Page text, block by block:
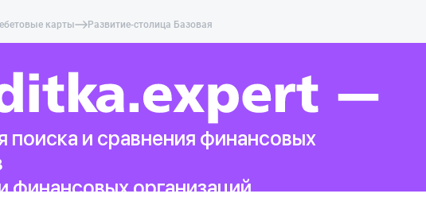
карты Развитие-столица Базовая
поиска и сравнения финансовых
финансовых организаций.